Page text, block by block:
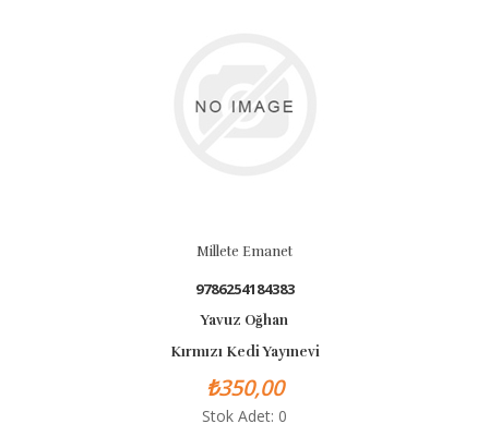
Millete Emanet
9786254184383
Yavuz Oğhan
Kırmızı Kedi Yayınevi
₺350,00
Stok Adet: 0